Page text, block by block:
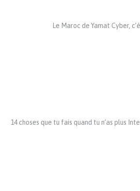
Le Maroc de Yamat Cyber,
14 choses que tu fais quand tu n’as plus